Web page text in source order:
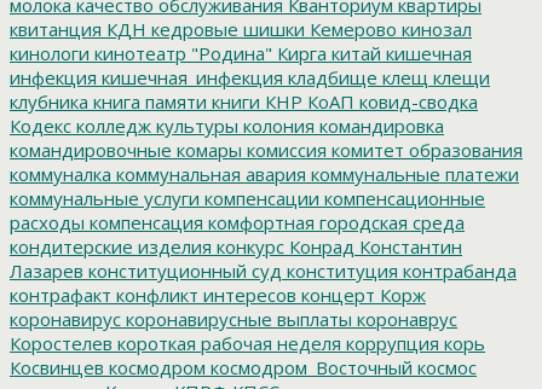
квитанция КДН кедровые шишки Кемерово кинозал
кинологи кинотеатр "Родина" Кирга китай кишечная
инфекция кишечная_инфекция кладбище клещ клещи
клубника книга памяти книги КНР КоАП ковид-сводка
Кодекс колледж культуры колония командировка
командировочные комары комиссия комитет образования
коммуналка коммунальная авария коммунальные платежи
коммунальные услуги компенсации компенсационные
расходы компенсация комфортная городская среда
кондитерские изделия конкурс Конрад Константин
Лазарев конституционный суд конституция контрабанда
контрафакт конфликт интересов концерт Корж
коронавирус коронавирусные выплаты коронаврус
Коростелев короткая рабочая неделя коррупция корь
Косвинцев космодром космодром_Восточный космос